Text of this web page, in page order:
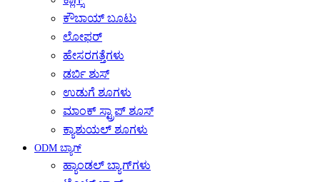
ಕೌಬಾಯ್ ಬೂಟು
ಲೋಫರ್
ಹೇಸರಗತ್ತೆಗಳು
ಡರ್ಬಿ ಶುಸ್
ಉಡುಗೆ ಶೂಗಳು
ಮಾಂಕ್ ಸ್ಟ್ರಾಪ್ ಶೂಸ್
ಕ್ಯಾಶುಯಲ್ ಶೂಗಳು
ODM ಬ್ಯಾಗ್
ಹ್ಯಾಂಡಲ್ ಬ್ಯಾಗ್‌ಗಳು